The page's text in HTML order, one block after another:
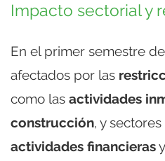
Impacto sectorial y
En el primer semestre
afectados por las
como las actividades
construcción, y
actividades financieras